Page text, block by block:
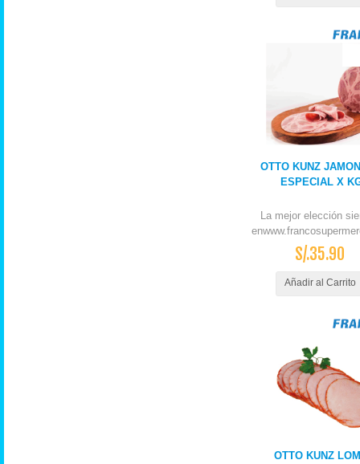
OTTO KUNZ
ESPECIAL X
La mejor elección
S/.35.90
Añadir al Carrito
OTTO KUNZ